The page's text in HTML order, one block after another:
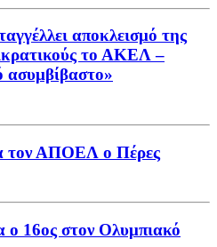
αποκλεισμό της
το ΑΚΕΛ –
ασυμβίβαστο»
τον ΑΠΟΕΛ ο Πέρες
16ος στον Ολυμπιακό